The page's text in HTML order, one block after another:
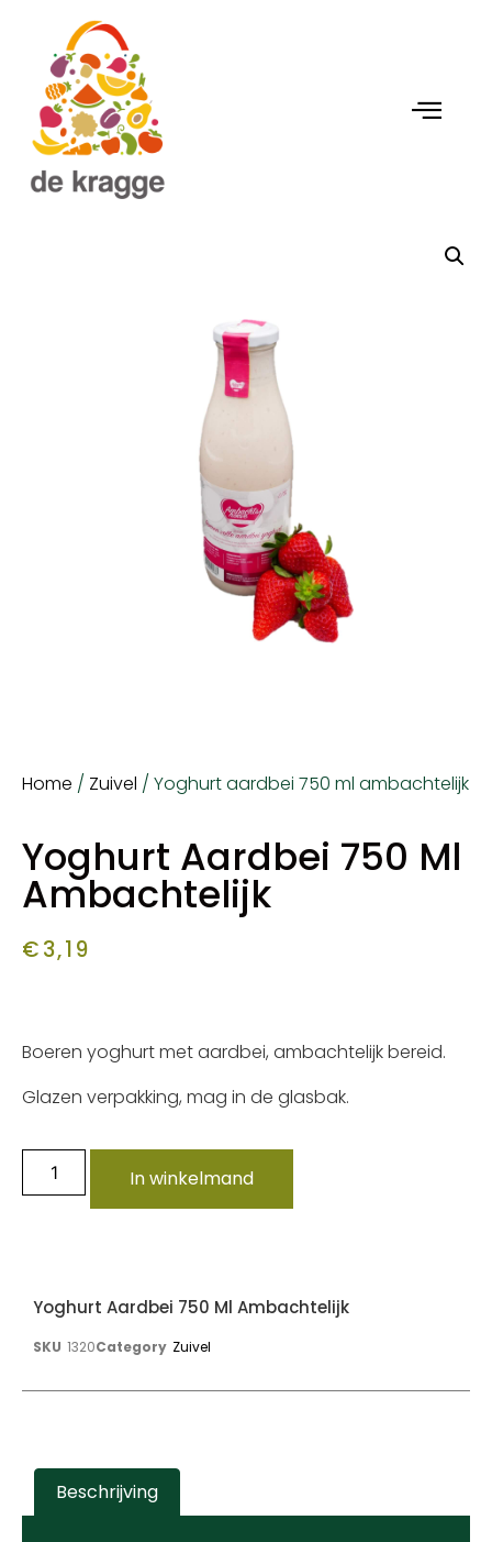
Home / Zuivel / Yoghurt aardbei 750 ml ambachtelijk
Yoghurt Aardbei 750 Ml
Ambachtelijk
€3,19
Boeren yoghurt met aardbei, ambachtelijk bereid.
Glazen verpakking, mag in de glasbak.
In winkelmand
Yoghurt Aardbei 750 Ml Ambachtelijk
SKU 1320Category Zuivel
Beschrijving